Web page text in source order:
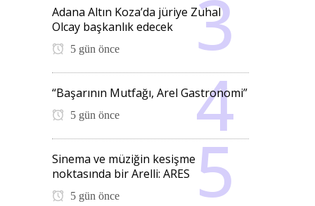
Adana Altın Koza’da jüriye Zuhal
Olcay başkanlık edecek
5 gün önce
“Başarının Mutfağı, Arel Gastronomi”
5 gün önce
Sinema ve müziğin kesişme
noktasında bir Arelli: ARES
5 gün önce